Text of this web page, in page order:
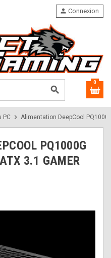
search
person Connexion
0
PC chevron_right Alimentation DeepCool
PQ1000G
3.1 GAMER